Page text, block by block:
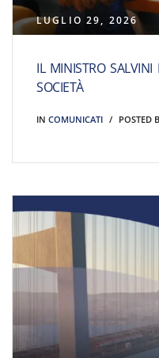
LUGLIO 29, 2026
IL MINISTRO
SOCIETÀ
IN COMUNICATI POSTED